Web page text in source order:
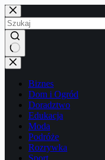
Przejdź
do
treści
Brak
wyników
Biznes
Dom i Ogród
Doradztwo
Edukacja
Moda
Podróże
Rozrywka
Sport